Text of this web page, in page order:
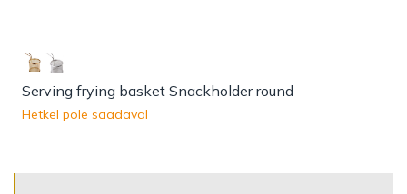
Serving frying basket Snackholder round
Hetkel pole saadaval